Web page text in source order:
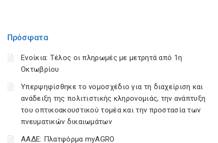
Πρόσφατα
Ενοίκια: Τέλος οι πληρωμές με μετρητά από 1η
Οκτωβρίου
Υπερψηφίσθηκε το νομοσχέδιο για τη διαχείριση και
ανάδειξη της πολιτιστικής κληρονομιάς, την ανάπτυξη
του οπτικοακουστικού τομέα και την προστασία των
πνευματικών δικαιωμάτων
ΑΑΔΕ: Πλατφόρμα myAGRO